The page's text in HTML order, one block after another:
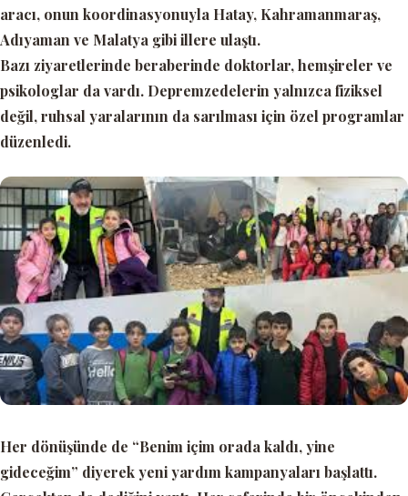
aracı, onun koordinasyonuyla Hatay, Kahramanmaraş,
Adıyaman ve Malatya gibi illere ulaştı.
Bazı ziyaretlerinde beraberinde doktorlar, hemşireler ve
psikologlar da vardı. Depremzedelerin yalnızca fiziksel
değil, ruhsal yaralarının da sarılması için özel programlar
düzenledi.
Her dönüşünde de “Benim içim orada kaldı, yine
gideceğim” diyerek yeni yardım kampanyaları başlattı.